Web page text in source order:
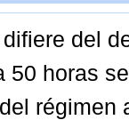
del
50 horas
régimen